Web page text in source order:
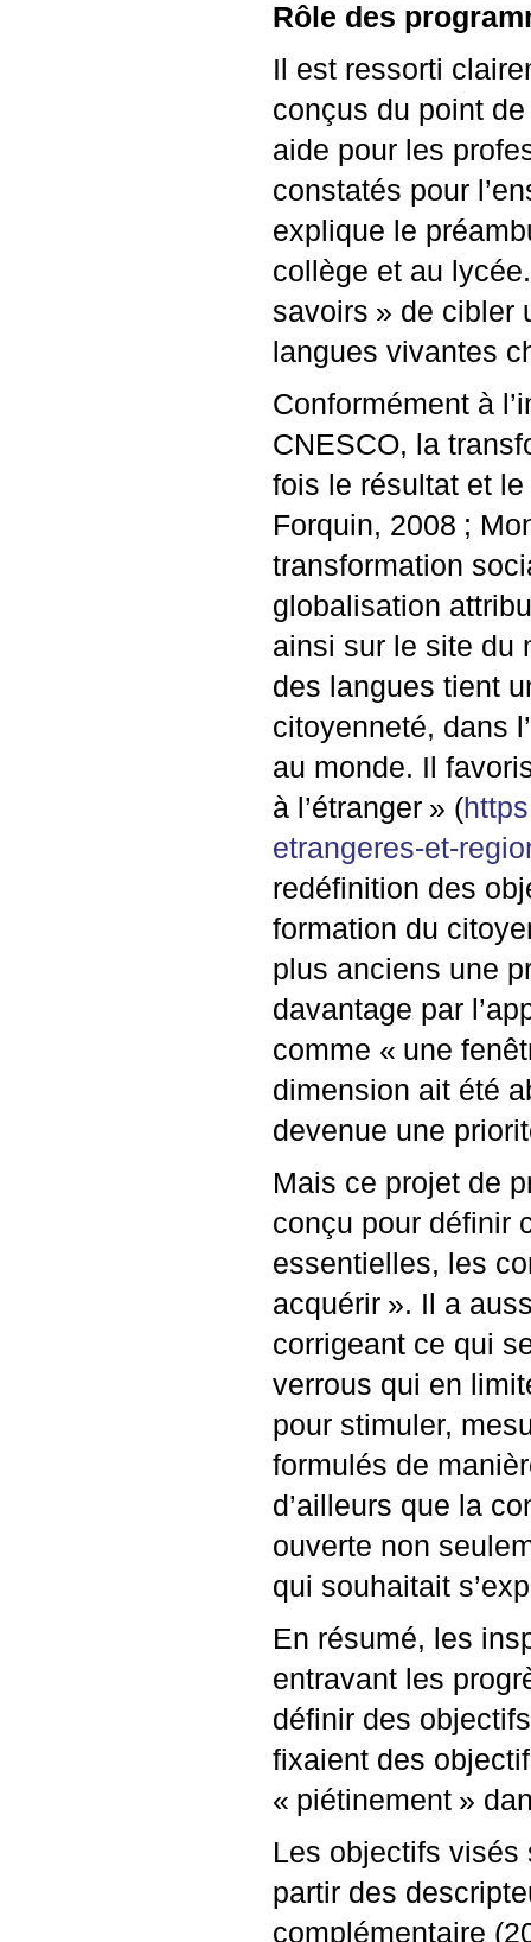
Rôle des
Il est ressorti
conçus du point
aide pour les
constatés pour
explique le
collège et au
savoirs » de cibler
langues vivantes
Conformément à
CNESCO, la
fois le résultat et
Forquin, 2008 ;
transformation
globalisation
ainsi sur le site du
des langues tient
citoyenneté, dans
au monde. Il
à l’étranger » (
etrangeres-et-
redéfinition des
formation du
plus anciens une
davantage par
comme « une
dimension ait été
devenue une
Mais ce projet de
conçu pour définir
essentielles, les
acquérir ». Il a
corrigeant ce qui
verrous qui en
pour stimuler,
formulés de
d’ailleurs que la
ouverte non
qui souhaitait
En résumé, les
entravant les
définir des
fixaient des
« piétinement »
Les objectifs visés
partir des
complémentaire